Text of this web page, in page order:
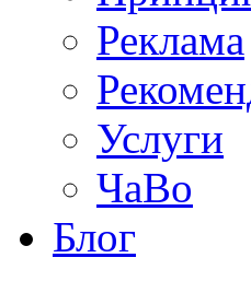
Реклама
Услуги
ЧаВо
Блог